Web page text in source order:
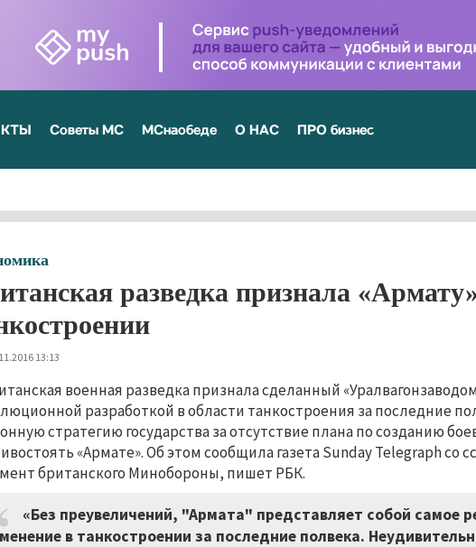
Советы МС МСнаобеде О НАС ПРО бизнес
разведка признала
13:13
военная разведка признала сделанный
разработкой в области танкостроения за последние
стратегию государства за отсутствие плана по созданию
«Армате». Об этом сообщила газета Sunday Telegraph со
британского Минобороны, пишет РБК.
«Без преувеличений, "Армата" представляет собой самое
в танкостроении за последние полвека.